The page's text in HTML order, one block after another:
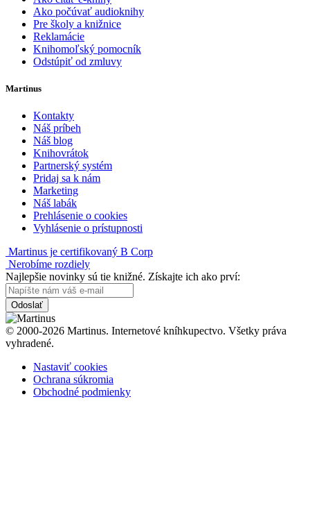
Ako počúvať audioknihy
Pre školy a knižnice
Reklamácie
Knihomoľský pomocník
Odstúpiť od zmluvy
Martinus
Kontakty
Náš príbeh
Náš blog
Knihovrátok
Partnerský systém
Pridaj sa k nám
Marketing
Náš labák
Prehlásenie o cookies
Vyhlásenie o prístupnosti
Martinus je certifikovaný B Corp
Nerobíme rozdiely
Najlepšie novinky sú tie knižné. Získajte ich ako prví:
Odoslať
© 2000-2026 Martinus. Internetové kníhkupectvo. Všetky práva
vyhradené.
Nastaviť cookies
Ochrana súkromia
Obchodné podmienky